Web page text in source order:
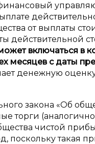
от выплаты
действительной
включаться в
месяцев с даты
денежную
закона «Об
торги
чистой
поскольку такая